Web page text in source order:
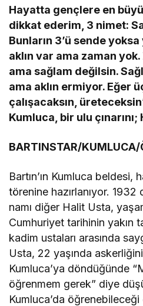
Hayatta gençlere en
dikkat ederim, 3 nimet:
Bunların 3’ü sende
aklın var ama zaman
ama sağlam değilsin.
ama aklın ermiyor. Eğer
çalışacaksın,
Kumluca, bir ulu çınarını;
BARTINSTAR/KUMLUCA/
Bartın’ın Kumluca beldesi,
törenine hazırlanıyor.
namı diğer Halit Usta,
Cumhuriyet tarihinin yakın
kadim ustaları arasında
Usta, 22 yaşında
Kumluca’ya döndüğünde
öğrenmem gerek” diye
Kumluca’da öğrenebileceği